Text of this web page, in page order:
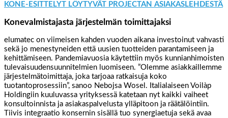
KONE-ESITTELYT LÖYTYVÄT PROJECTAN ASIAKASLEHDESTÄ
Konevalmistajasta järjestelmän toimittajaksi
elumatec on viimeisen kahden vuoden aikana investoinut vahvasti
sekä jo menestyneiden että uusien tuotteiden parantamiseen ja
kehittämiseen. Pandemiavuosia käytettiin myös kunnianhimoisten
tulevaisuudensuunnitelmien luomiseen. ”Olemme asiakkaillemme
järjestelmätoimittaja, joka tarjoaa ratkaisuja koko
tuotantoprosessiin”, sanoo Nebojsa Wosel. Italialaiseen Voilàp
Holdingiin kuuluvassa yrityksessä katetaan nyt kaikki vaiheet
konsultoinnista ja asiakaspalvelusta ylläpitoon ja räätälöintiin.
Tiivis integraatio konsernin sisällä tuo synergiaetuja sekä avaa